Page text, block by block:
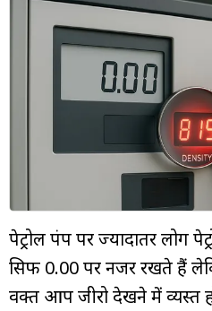
न्यूज
फंड
पेट्रोल पंप पर ज्यादातर लोग
सिर्फ 0.00 पर नजर रखते हैं
वक्त आप जीरो देखने में व्यस्त